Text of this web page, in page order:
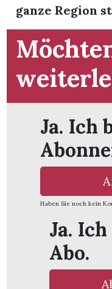
ganze Region
Ja. Ich
Haben Sie noch kein
Ja.
Abo.